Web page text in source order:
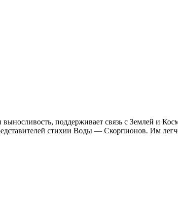
поддерживает связь с Землей и
стихии Воды — Скорпионов. Им